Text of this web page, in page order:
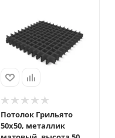
Потолок Грильято
50x50, металлик